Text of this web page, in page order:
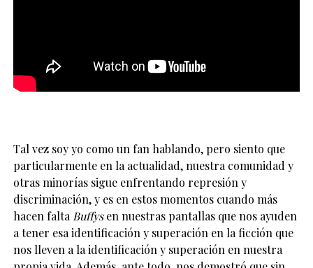
Tal vez soy yo como un fan hablando, pero siento que
particularmente en la actualidad, nuestra comunidad y
otras minorías sigue enfrentando represión y
discriminación, y es en estos momentos cuando más
hacen falta Buffysen nuestras pantallas que nos ayuden
a tener esa identificación y superación en la ficción que
nos lleven a la identificación y superación en nuestra